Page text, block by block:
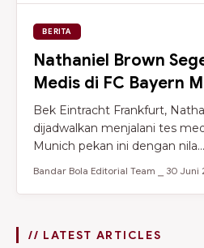
BERITA
Nathaniel Brown
Medis di FC Bayern
Bek Eintracht Frankfurt,
dijadwalkan menjalani tes
Munich pekan ini dengan nila...
Bandar Bola Editorial Team ⎯ 30 Juni
// LATEST ARTICLES